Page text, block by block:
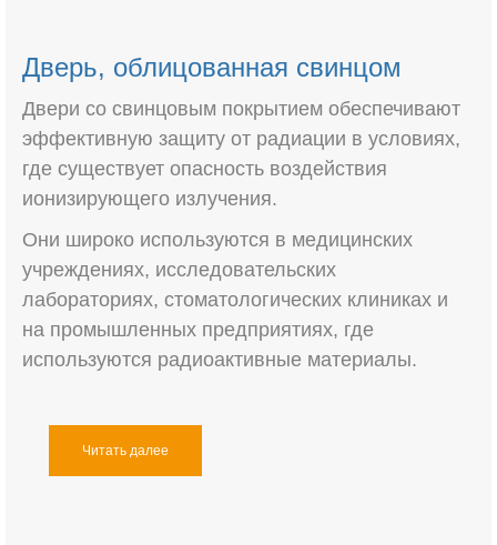
Дверь, облицованная свинцом
Двери со свинцовым покрытием обеспечивают
эффективную защиту от радиации в условиях,
где существует опасность воздействия
ионизирующего излучения.
Они широко используются в медицинских
учреждениях, исследовательских
лабораториях, стоматологических клиниках и
на промышленных предприятиях, где
используются радиоактивные материалы.
Читать далее